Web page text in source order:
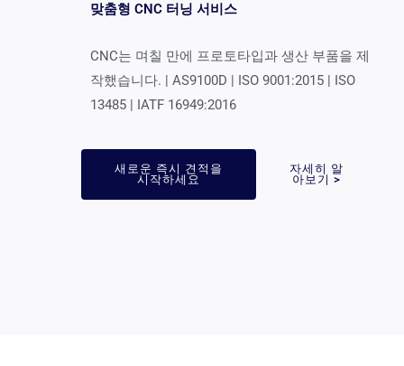
맞춤형 CNC 터닝 서비스
CNC는 며칠 만에 프로토타입과 생산 부품을 제
작했습니다. | AS9100D | ISO 9001:2015 | ISO
13485 | IATF 16949:2016
새로운 즉시 견적을
시작하세요
자세히 알
아보기 >